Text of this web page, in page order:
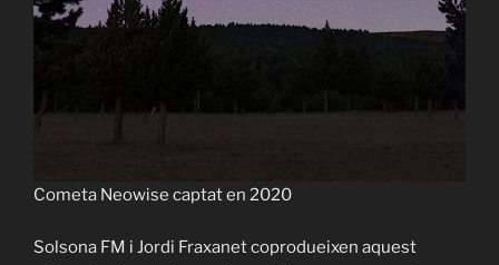
Cometa Neowise captat en 2020
Solsona FM i Jordi Fraxanet coprodueixen aquest